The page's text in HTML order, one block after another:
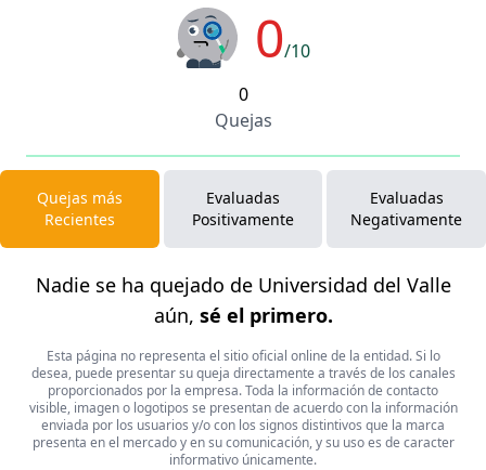
0/10
0
Quejas
Quejas más
Recientes
Evaluadas
Positivamente
Evaluadas
Negativamente
Nadie se ha quejado de Universidad del Valle
aún, sé el primero.
Esta página no representa el sitio oficial online de la entidad. Si lo
desea, puede presentar su queja directamente a través de los canales
proporcionados por la empresa. Toda la información de contacto
visible, imagen o logotipos se presentan de acuerdo con la información
enviada por los usuarios y/o con los signos distintivos que la marca
presenta en el mercado y en su comunicación, y su uso es de caracter
informativo únicamente.